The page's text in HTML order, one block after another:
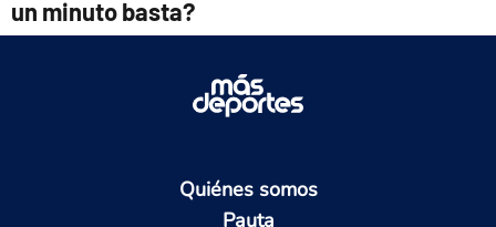
un minuto basta?
Quiénes somos
Pauta